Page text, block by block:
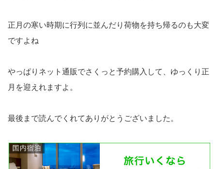
正月の寒い時期に行列に並んだり荷物を持ち帰るのも大変
ですよね
やっぱりネット通販でさくっと予約購入して、ゆっくり正
月を迎えれますよ。
最後まで読んでくれてありがとうございました。